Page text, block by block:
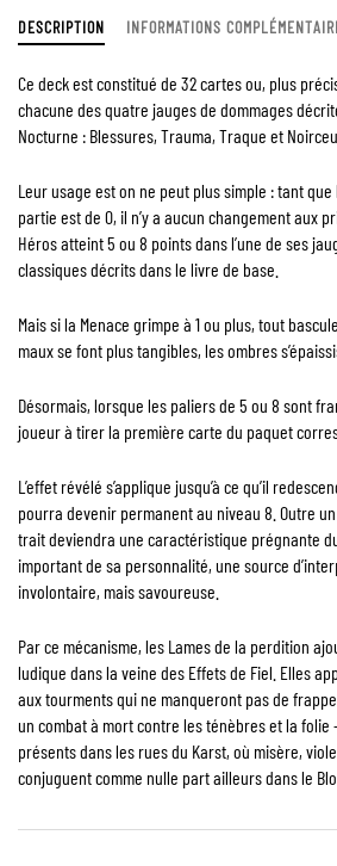
DESCRIPTION INFORMATIONS
Ce deck est constitué de 32 cartes ou, plus
chacune des quatre jauges de dommages
Nocturne : Blessures, Trauma, Traque et
Leur usage est on ne peut plus simple : tant
partie est de 0, il n’y a aucun changement aux
Héros atteint 5 ou 8 points dans l’une de ses
classiques décrits dans le livre de base.
Mais si la Menace grimpe à 1 ou plus, tout
maux se font plus tangibles, les ombres
Désormais, lorsque les paliers de 5 ou 8 sont
joueur à tirer la première carte du paquet
L’effet révélé s’applique jusqu’à ce qu’il
pourra devenir permanent au niveau 8. Outre
trait deviendra une caractéristique prégnante
important de sa personnalité, une source
involontaire, mais savoureuse.
Par ce mécanisme, les Lames de la perdition
ludique dans la veine des Effets de Fiel. Elles
aux tourments qui ne manqueront pas de
un combat à mort contre les ténèbres et la folie
présents dans les rues du Karst, où misère,
conjuguent comme nulle part ailleurs dans le